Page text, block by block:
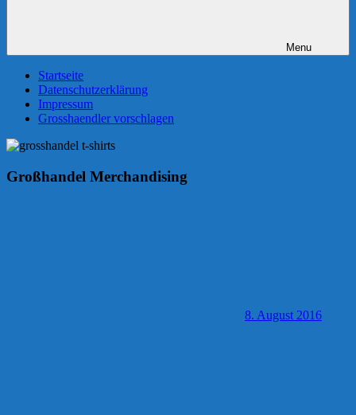
Menu
Startseite
Datenschutzerklärung
Impressum
Grosshaendler vorschlagen
Großhandel Merchandising
8. August 2016